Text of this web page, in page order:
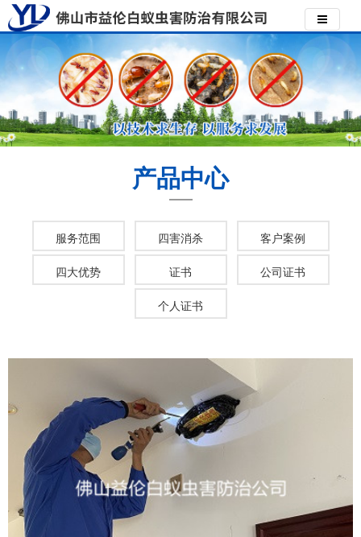
产品中心
服务范围 四害消杀 客户案例
四大优势 证书 公司证书
个人证书